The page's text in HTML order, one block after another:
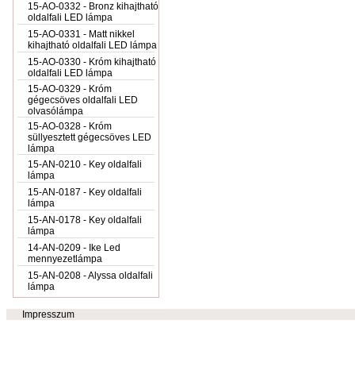
15-AO-0332 - Bronz kihajtható
oldalfali LED lámpa
15-AO-0331 - Matt nikkel
kihajtható oldalfali LED lámpa
15-AO-0330 - Króm kihajtható
oldalfali LED lámpa
15-AO-0329 - Króm
gégecsöves oldalfali LED
olvasólámpa
15-AO-0328 - Króm
süllyesztett gégecsöves LED
lámpa
15-AN-0210 - Key oldalfali
lámpa
15-AN-0187 - Key oldalfali
lámpa
15-AN-0178 - Key oldalfali
lámpa
14-AN-0209 - Ike Led
mennyezetlámpa
15-AN-0208 - Alyssa oldalfali
lámpa
Impresszum